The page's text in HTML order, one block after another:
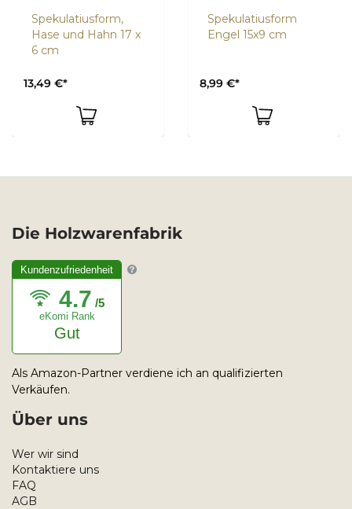
Spekulatiusform,
Hase und Hahn 17 x
6 cm
13,49 €*
Spekulatiusform
Engel 15x9 cm
8,99 €*
Die Holzwarenfabrik
Kundenzufriedenheit
4.7 /5
eKomi Rank
Gut
Als Amazon-Partner verdiene ich an qualifizierten
Verkäufen.
Über uns
Wer wir sind
Kontaktiere uns
FAQ
AGB